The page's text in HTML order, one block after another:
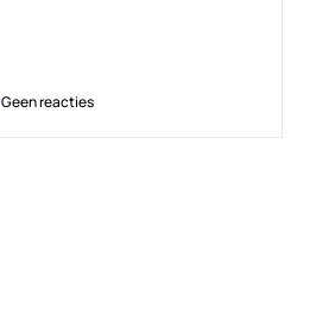
Geen reacties